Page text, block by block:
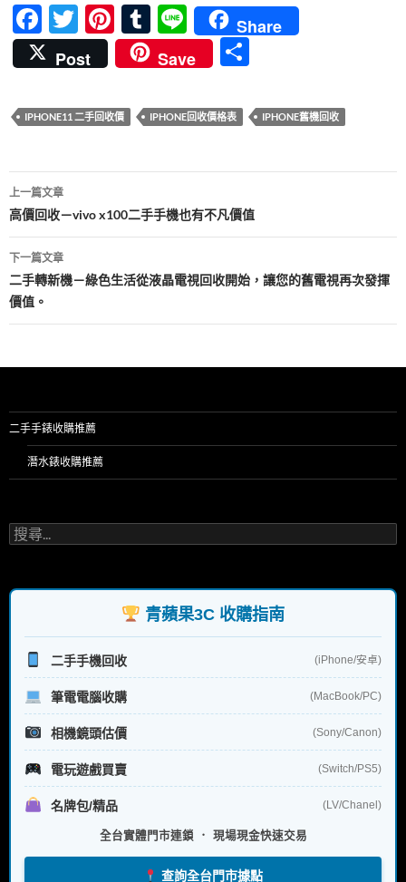
F
ac
e
b
o
o
k
T
w
itt
er
Pi
nt
er
es
t
T
u
m
bl
r
Li
n
e
Share
Post
Save
IPHONE11 二手回收價 IPHONE回收價格表 IPHONE舊機回收
文
章
導
覽
上一篇文章
高價回收－vivo x100二手手機也有不凡價值
下一篇文章
二手轉新機－綠色生活從液晶電視回收開始，讓您的舊電視再次發揮
價值。
二手手錶收購推薦
潛水錶收購推薦
搜
尋
字:
青蘋果3C 收購指南
二手手機回收 (iPhone/安卓)
筆電電腦收購 (MacBook/PC)
相機鏡頭估價 (Sony/Canon)
電玩遊戲買賣 (Switch/PS5)
名牌包/精品 (LV/Chanel)
全台實體門市連鎖 ． 現場現金快速交易
查詢全台門市據點